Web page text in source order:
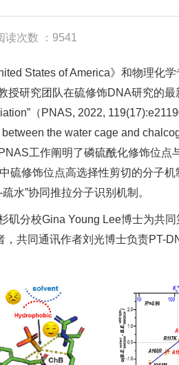
读次数 ：9541
States of America》和物理化
研究团队在硫修饰DNA研究的最
（PNAS, 2022,
the water cage and
工作阐明了磷硫酰化修饰位点
修饰位点高选择性剪切的分子
水”协同推拉分子识别机制。
分校Gina Young Lee博士为共
共同通讯作者刘光博士负责PT-